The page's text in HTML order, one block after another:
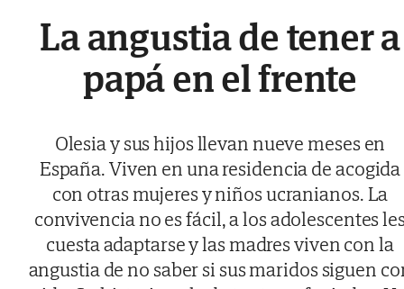
La angustia de tener a
papá en el frente
Olesia y sus hijos llevan nueve meses en
España. Viven en una residencia de acogida
con otras mujeres y niños ucranianos. La
convivencia no es fácil, a los adolescentes
cuesta adaptarse y las madres viven con la
angustia de no saber si sus maridos siguen